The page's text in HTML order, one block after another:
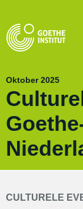
Oktober 2025
CULTURELE